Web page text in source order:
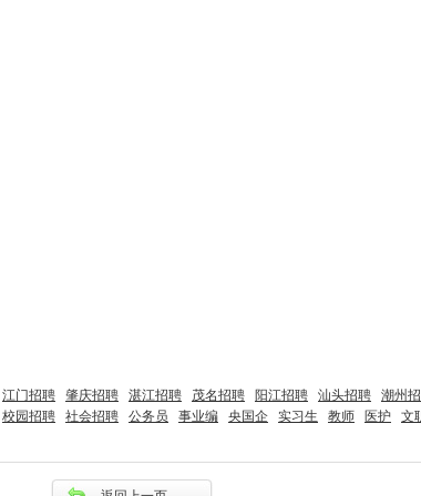
江门招聘 肇庆招聘 湛江招聘 茂名招聘 阳江招聘 汕头招聘 潮州
校园招聘 社会招聘 公务员 事业编 央国企 实习生 教师 医护 文